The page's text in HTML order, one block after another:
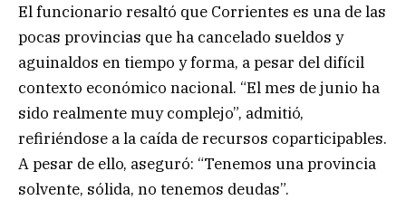
El funcionario resaltó que Corrientes es una de las
pocas provincias que ha cancelado sueldos y
aguinaldos en tiempo y forma, a pesar del difícil
contexto económico nacional. “El mes de junio ha
sido realmente muy complejo”, admitió,
refiriéndose a la caída de recursos coparticipables.
A pesar de ello, aseguró: “Tenemos una provincia
solvente, sólida, no tenemos deudas”.